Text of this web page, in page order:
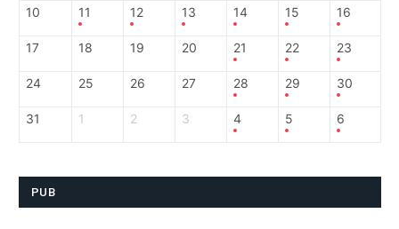
10 11 12 13 14 15 16
17 18 19 20 21 22 23
24 25 26 27 28 29 30
31 1 2 3 4 5 6
PUB